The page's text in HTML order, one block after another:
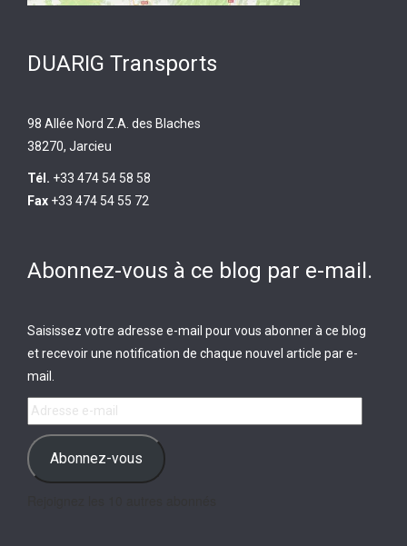
DUARIG Transports
98 Allée Nord Z.A. des Blaches
38270, Jarcieu
Tél. +33 474 54 58 58
Fax +33 474 54 55 72
Abonnez-vous à ce blog par e-mail.
Saisissez votre adresse e-mail pour vous abonner à ce blog
et recevoir une notification de chaque nouvel article par e-
mail.
Adresse
e-
mail Abonnez-vous